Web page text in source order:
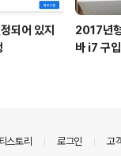
되어 있지
2017년
바 i7 구입
티스토리 로그인 고